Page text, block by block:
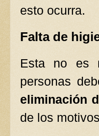
esto ocurra.
Falta de
Esta no es
personas
eliminación
de los